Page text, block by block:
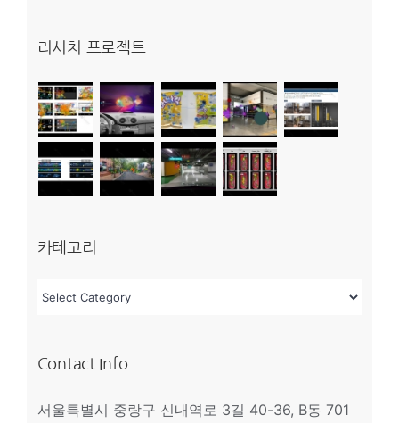
측
정)
리서치 프로젝트
카테고리
카
Contact Info
서울특별시 중랑구 신내역로 3길 40-36, B동 701